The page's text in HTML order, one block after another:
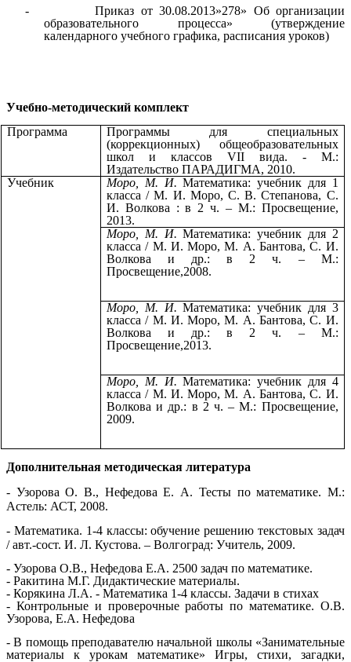
- Приказ от 30.08.2013»278» Об организации
образовательного процесса» (утверждение
календарного учебного графика, расписания уроков)
Учебно-методический комплект
Программа
Программы для специальных
(коррекционных) общеобразовательных
школ и классов VII вида. - М.:
Издательство ПАРАДИГМА, 2010.
Учебник
Моро, М. И. Математика: учебник для 1
класса / М. И. Моро, С. В. Степанова, С.
И. Волкова : в 2 ч. – М.: Просвещение,
2013.
Моро, М. И. Математика: учебник для 2
класса / М. И. Моро, М. А. Бантова, С. И.
Волкова и др.: в 2 ч. – М.:
Просвещение,2008.
Моро, М. И. Математика: учебник для 3
класса / М. И. Моро, М. А. Бантова, С. И.
Волкова и др.: в 2 ч. – М.:
Просвещение,2013.
Моро, М. И. Математика: учебник для 4
класса / М. И. Моро, М. А. Бантова, С. И.
Волкова и др.: в 2 ч. – М.: Просвещение,
2009.
Дополнительная методическая литература
- Узорова О. В., Нефедова Е. А. Тесты по математике. М.:
Астель: АСТ, 2008.
- Математика. 1-4 классы: обучение решению текстовых задач
/ авт.-сост. И. Л. Кустова. – Волгоград: Учитель, 2009.
- Узорова О.В., Нефедова Е.А. 2500 задач по математике.
- Ракитина М.Г. Дидактические материалы.
- Корякина Л.А. - Математика 1-4 классы. Задачи в стихах
- Контрольные и проверочные работы по математике. О.В.
Узорова, Е.А. Нефедова
- В помощь преподавателю начальной школы «Занимательные
материалы к урокам математике» Игры, стихи, загадки,